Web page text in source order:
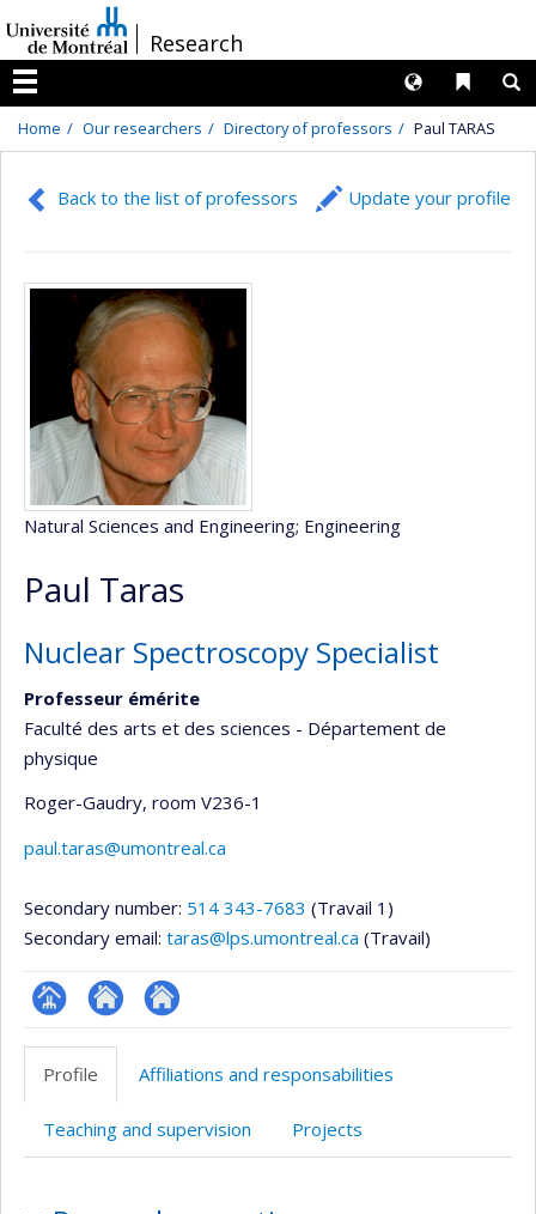
au
contenu
/Research
Menu
Liens
Langues
Home Our researchers Directory of professors Paul TARAS
Back to the list of professors Update your profile
Natural Sciences and Engineering; Engineering
Paul Taras
Nuclear Spectroscopy Specialist
Professeur émérite
Faculté des arts et des sciences - Département de
physique
Roger-Gaudry, room V236-1
paul.taras@umontreal.ca
Secondary number: 514 343-7683 (Travail 1)
Secondary email: taras@lps.umontreal.ca (Travail)
Page Site
l’unité
Autre
Profile Affiliations and responsabilities
Teaching and supervision Projects